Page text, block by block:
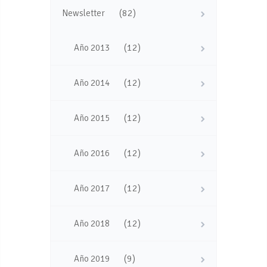
Newsletter (82)
Año 2013 (12)
Año 2014 (12)
Año 2015 (12)
Año 2016 (12)
Año 2017 (12)
Año 2018 (12)
Año 2019 (9)